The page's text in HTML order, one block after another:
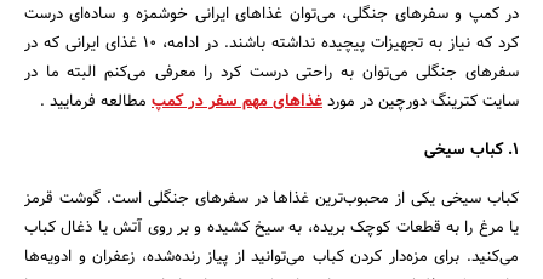
در کمپ و سفرهای جنگلی، می‌توان غذاهای ایرانی خوشمزه و ساده‌ای درست
کرد که نیاز به تجهیزات پیچیده نداشته باشند. در ادامه، 10 غذای ایرانی که در
سفرهای جنگلی می‌توان به راحتی درست کرد را معرفی می‌کنم البته ما در
سایت کترینگ دورچین در موردغذاهای مهم سفر در کمپ مطالعه فرمایید .
1. کباب سیخی
کباب سیخی یکی از محبوب‌ترین غذاها در سفرهای جنگلی است. گوشت قرمز
یا مرغ را به قطعات کوچک بریده، به سیخ کشیده و بر روی آتش یا ذغال کباب
می‌کنید. برای مزه‌دار کردن کباب می‌توانید از پیاز رنده‌شده، زعفران و ادویه‌ها